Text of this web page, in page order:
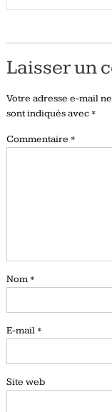
Laisser un
Votre adresse e-mail
sont indiqués avec *
Commentaire *
Nom *
E-mail *
Site web